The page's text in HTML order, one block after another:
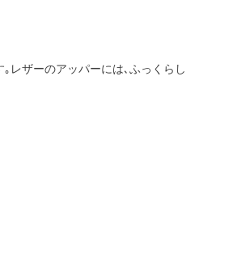
レザーのアッパーには､ふっくらし